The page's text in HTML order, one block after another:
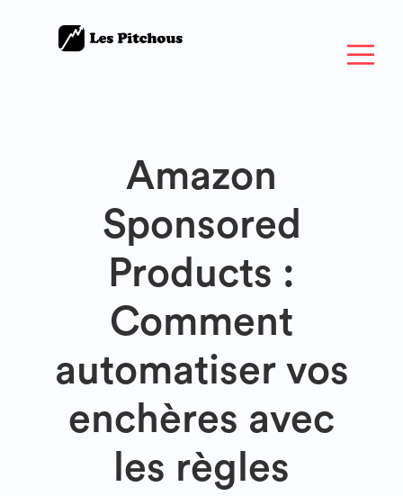
Amazon
Sponsored
Products :
Comment
automatiser vos
enchères avec
les règles